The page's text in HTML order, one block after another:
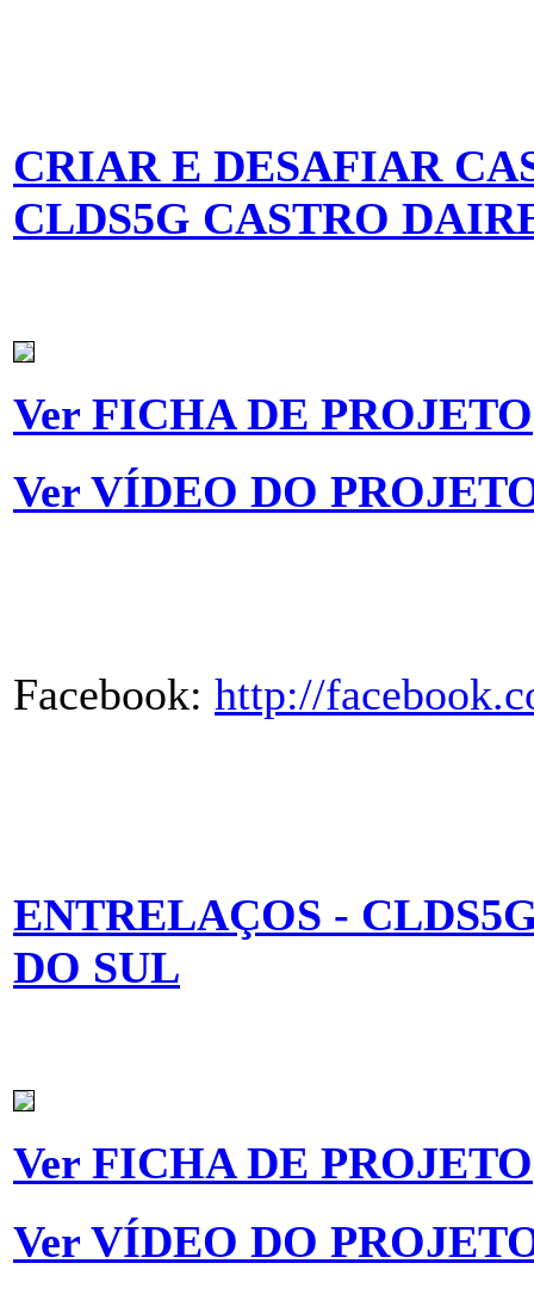
CRIAR E DESAFIAR
CLDS5G CASTRO
Ver FICHA DE PROJETO
Ver VÍDEO DO
Facebook: http://
ENTRELAÇOS -
DO SUL
Ver FICHA DE PROJETO
Ver VÍDEO DO